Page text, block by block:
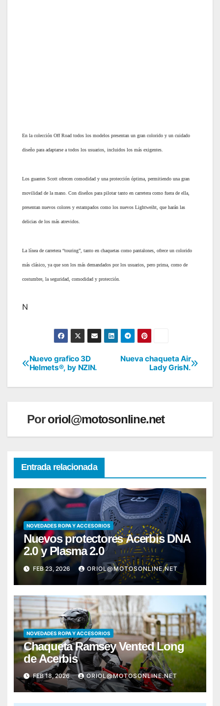
En la colección Off Road todos los modelos presentan un gran colorido y un cuidado
diseño para adaptarse a todos los usuarios, incluidos los más exigentes.
Los guantes Scott ofrecen comodidad y una protección óptima, permitiendo una gran
movilidad de la mano. Con diseños para pilotar tanto en carretera como fuera de ella,
presentan nuevos colores y estampados como los nuevos Lightweiht, que harán las
delicias de los más atrevidos.
La línea de carretera “touring”, tanto en chaquetas como pantalones, ofrece un colorido
más clásico, ya que son los más demandados por los usuarios, pero prima, como de
costumbre, la seguridad, comodidad y protección.
N
Navegación
de
Nueva chaqueta Air
Lady GrisN.
Nuevo grafico 3D
Helmets®, by NZIN.
Pororiol@motosonline.net
Entrada relacionada
NOVEDADES ROPA Y ACCESORIOS
Nuevos protectores Acerbis DNA
2.0 y Plasma 2.0
FEB 23, 2026 ORIOL@MOTOSONLINE.NET
NOVEDADES ROPA Y ACCESORIOS
Chaqueta Ramsey Vented Long
de Acerbis
FEB 18, 2026 ORIOL@MOTOSONLINE.NET